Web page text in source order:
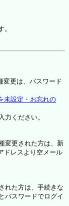
変更は、パスワード
未設定・お忘れの
力ください。
変更された方は、新
ドレスより空メール
れた方は、手続きな
パスワードでログイ